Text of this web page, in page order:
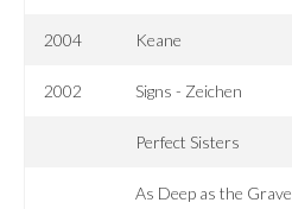
2004 Keane
2002 Signs - Zeichen
Perfect Sisters
As Deep as the Grave